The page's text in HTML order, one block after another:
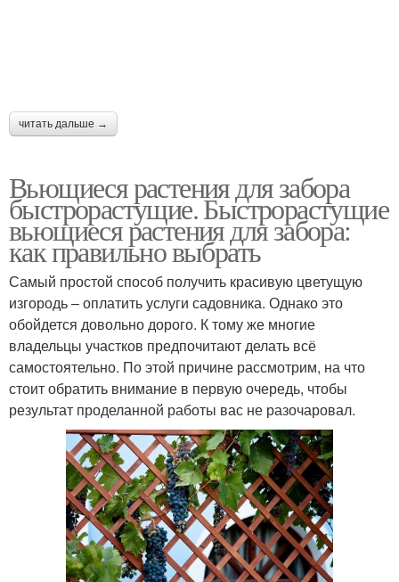
Вьющиеся однолетники Растения в квартире
Ампельные растения Однолетние растения
Растения с описанием Древесные растения
Теневыносливые
растения
Растения в
зависимости
читать дальше →
Вьющиеся растения для забора
быстрорастущие. Быстрорастущие
вьющиеся растения для забора:
как правильно выбрать
Самый простой способ получить красивую цветущую
изгородь – оплатить услуги садовника. Однако это
обойдется довольно дорого. К тому же многие
владельцы участков предпочитают делать всё
самостоятельно. По этой причине рассмотрим, на что
стоит обратить внимание в первую очередь, чтобы
результат проделанной работы вас не разочаровал.